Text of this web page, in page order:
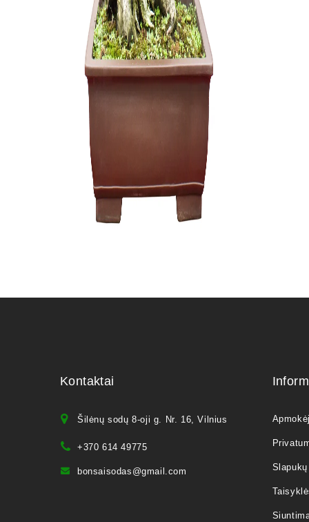
Kontaktai
Šilėnų sodų 8-oji g. Nr. 16, Vilnius
+370 614 49775
bonsaisodas@gmail.com